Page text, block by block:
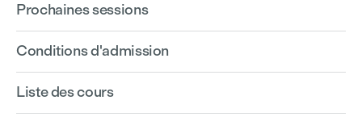
Prochaines sessions
Conditions d'admission
Liste des cours